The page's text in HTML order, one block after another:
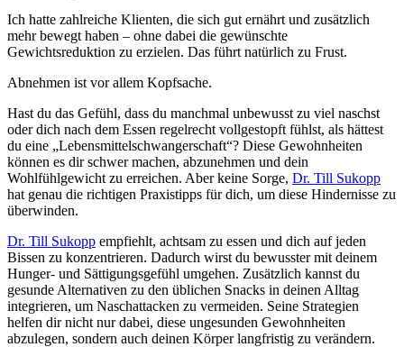
Ich hatte zahlreiche Klienten, die sich gut ernährt und zusätzlich
mehr bewegt haben – ohne dabei die gewünschte
Gewichtsreduktion zu erzielen. Das führt natürlich zu Frust.
Abnehmen ist vor allem Kopfsache.
Hast du das Gefühl, dass du manchmal unbewusst zu viel naschst
oder dich nach dem Essen regelrecht vollgestopft fühlst, als hättest
du eine „Lebensmittelschwangerschaft“? Diese Gewohnheiten
können es dir schwer machen, abzunehmen und dein
Wohlfühlgewicht zu erreichen. Aber keine Sorge, Dr. Till Sukopp
hat genau die richtigen Praxistipps für dich, um diese Hindernisse zu
überwinden.
Dr. Till Sukopp empfiehlt, achtsam zu essen und dich auf jeden
Bissen zu konzentrieren. Dadurch wirst du bewusster mit deinem
Hunger- und Sättigungsgefühl umgehen. Zusätzlich kannst du
gesunde Alternativen zu den üblichen Snacks in deinen Alltag
integrieren, um Naschattacken zu vermeiden. Seine Strategien
helfen dir nicht nur dabei, diese ungesunden Gewohnheiten
abzulegen, sondern auch deinen Körper langfristig zu verändern.